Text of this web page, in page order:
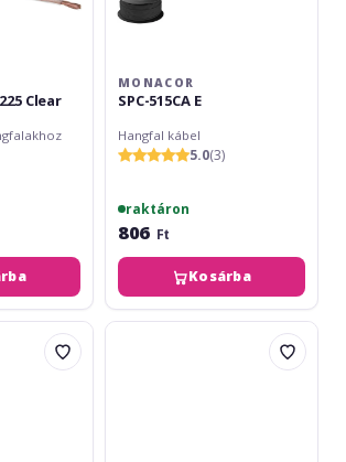
Clear
MONACOR
SPC-515CA E
Hangfal kábel
5.0(3)
raktáron
806 Ft
Kosárba
Adam